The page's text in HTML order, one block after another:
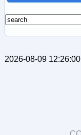
2026-08-09 12:26:00